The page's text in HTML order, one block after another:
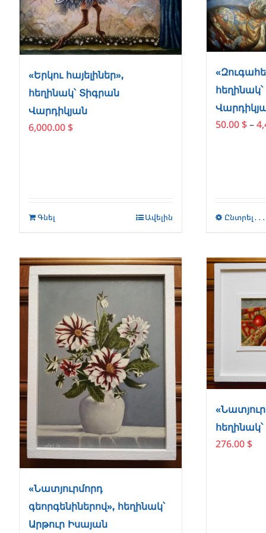
«Երկու հայելիներ»,
հեղինակ՝ Տիգրան
Վարդիկյան
6,000.00 $
Գնել Ավելին
50.00 $–
Ընտրել․․․
«Նատյուրմորդ
գեորգենիներով», հեղինակ՝
Արթուր Իսայան
276.00 $